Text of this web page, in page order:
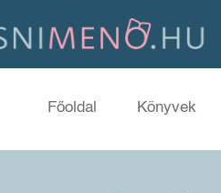
Főoldal Könyvek